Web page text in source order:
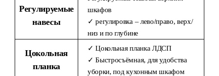
Регулируемые
навесы
шкафов
✓ регулировка – лево/право, верх/
низ и по глубине
Цокольная
планка
✓ Цокольная планка ЛДСП
✓ Быстросъёмная, для удобства
уборки, под кухонным шкафом